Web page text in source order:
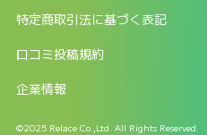
特定商取引法に基づく表記
口コミ投稿規約
企業情報
©2025 Relace Co.,Ltd. All Rights Reserved.